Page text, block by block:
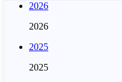
2026
2026
2025
2025